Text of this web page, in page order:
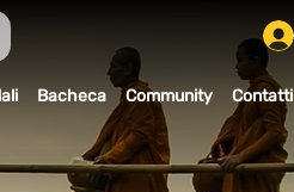
Bacheca Community Contatti